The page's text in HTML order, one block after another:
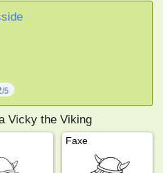
/5
Vicky the Viking
Faxe